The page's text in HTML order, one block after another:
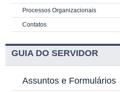
Processos Organizacionais
Contatos
GUIA DO SERVIDOR
Assuntos e Formulários